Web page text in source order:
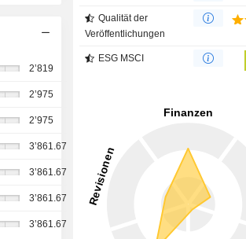
2’819
2’975
2’975
3’861.67
3’861.67
3’861.67
3’861.67
Qualität der
Veröffentlichungen
ESG MSCI